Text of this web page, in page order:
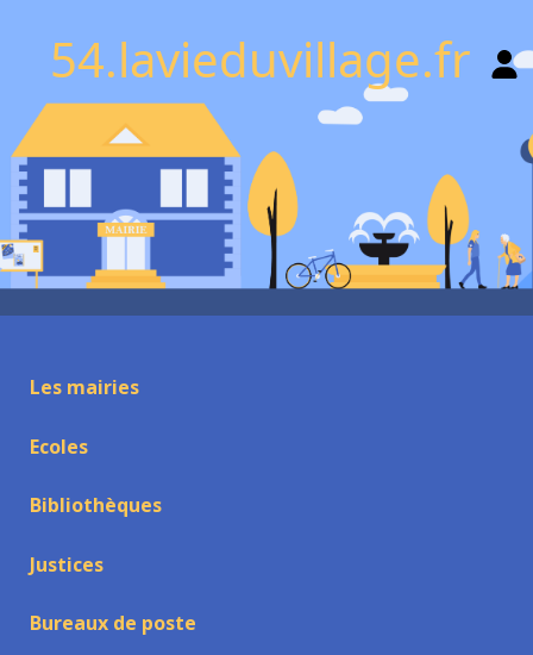
54.lavieduvillage.fr
Les mairies
Ecoles
Bibliothèques
Justices
Bureaux de poste